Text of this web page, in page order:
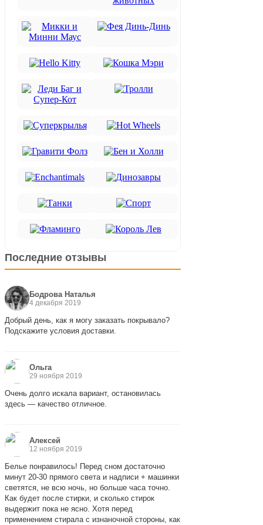
Последние отзывы
Бодрова Наталья
4 декабря 2019
Добрый день, как я могу заказать покрывало?
Подскажите условия доставки.
Ольга
29 ноября 2019
Очень долго искала вариант, остановилась
здесь — качество отличное.
Алексей
12 ноября 2019
Белье понравилось! Перед сном достаточно
минут 20-30 прямого света и надписи + машинки
светятся, не всю ночь, но больше часа точно.
Как будет после стирки, и сколько стирок
выдержит пока не ясно. Хотя перед
применением стирала с изнаночной стороны, как